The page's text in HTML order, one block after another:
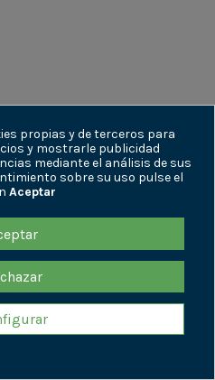
propias y de terceros para
y mostrarle publicidad
mediante el análisis de sus
sobre su uso pulse el
Aceptar